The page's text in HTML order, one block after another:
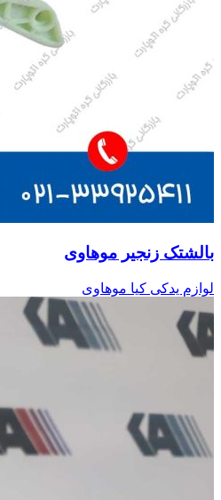
بالشتک زنجیر موهاوی
لوازم یدکی کیا موهاوی